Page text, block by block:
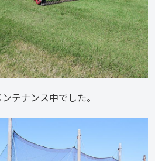
テナンス中でした。